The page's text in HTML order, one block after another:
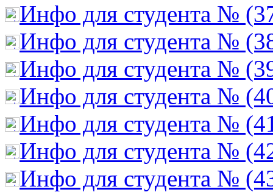
Инфо для студента №
Инфо для студента №
Инфо для студента №
Инфо для студента №
Инфо для студента №
Инфо для студента №
Инфо для студента №